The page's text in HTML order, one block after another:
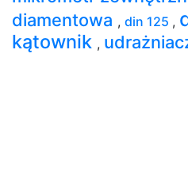
diamentowa , din 125 ,
kątownik ,